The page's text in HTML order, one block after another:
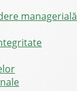
managerială